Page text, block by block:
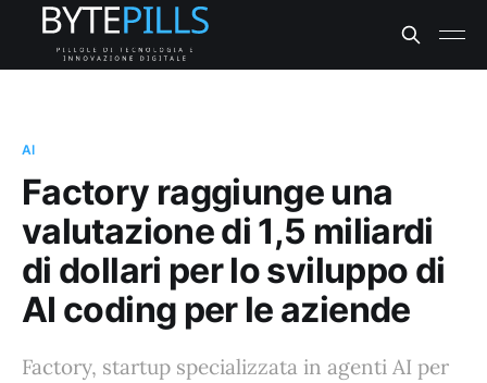
AI
Factory raggiunge una
valutazione di 1,5 miliardi
di dollari per lo sviluppo di
AI coding per le aziende
Factory, startup specializzata in agenti AI per